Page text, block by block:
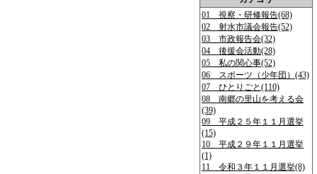
01 視察・研修報告(68)
02 射水市議会報告(52)
03 市政報告会(32)
04 後援会活動(28)
05 私の関心事(52)
06 スポーツ（少年団）(43)
07 ひとりごと(110)
08 南郷の里山を考える会
(39)
09 平成２５年１１月選挙
(15)
10 平成２９年１１月選挙
(1)
11 令和３年１１月選挙(8)